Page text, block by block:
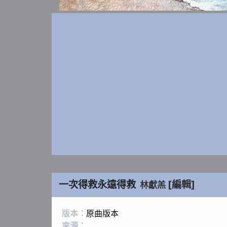
一次得救永遠得救 林獻羔 [編輯]
版本： 原曲版本